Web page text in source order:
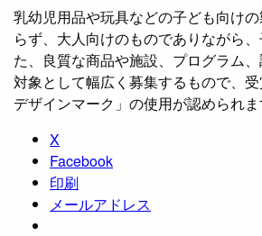
乳幼児用品や玩具などの子ども向け
らず、大人向けのものでありながら
た、良質な商品や施設、プログラム
対象として幅広く募集するもので、
デザインマーク」の使用が認められま
X
Facebook
印刷
メールアドレス